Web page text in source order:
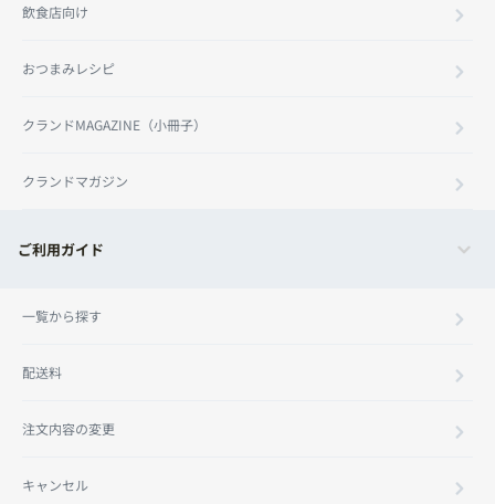
飲食店向け
おつまみレシピ
クランドMAGAZINE（小冊子）
クランドマガジン
ご利用ガイド
一覧から探す
配送料
注文内容の変更
キャンセル